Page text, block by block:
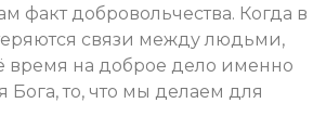
факт добровольчества. Когда в
связи между людьми,
время на доброе дело именно
то, что мы делаем для